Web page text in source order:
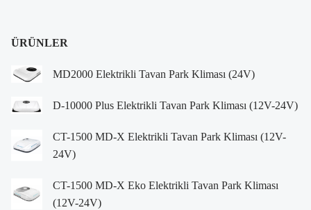
ÜRÜNLER
MD2000 Elektrikli Tavan Park Kliması (24V)
D-10000 Plus Elektrikli Tavan Park Kliması (12V-24V)
CT-1500 MD-X Elektrikli Tavan Park Kliması (12V-
24V)
CT-1500 MD-X Eko Elektrikli Tavan Park Kliması
(12V-24V)